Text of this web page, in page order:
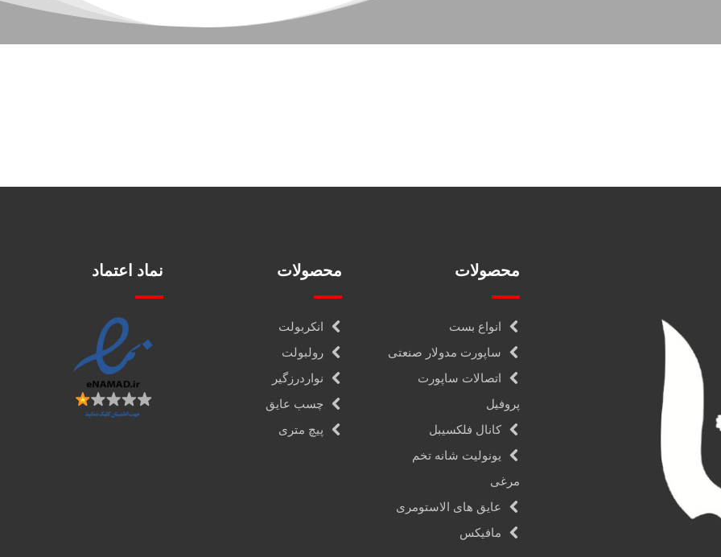
محصولات
انواع بست
ساپورت مدولار صنعتی
اتصالات ساپورت
پروفیل
کانال فلکسیبل
یونولیت شانه تخم
مرغی
عایق های الاستومری
مافیکس
محصولات
انکربولت
رولبولت
نواردرزگیر
چسب عایق
پیچ متری
نماد اعتماد